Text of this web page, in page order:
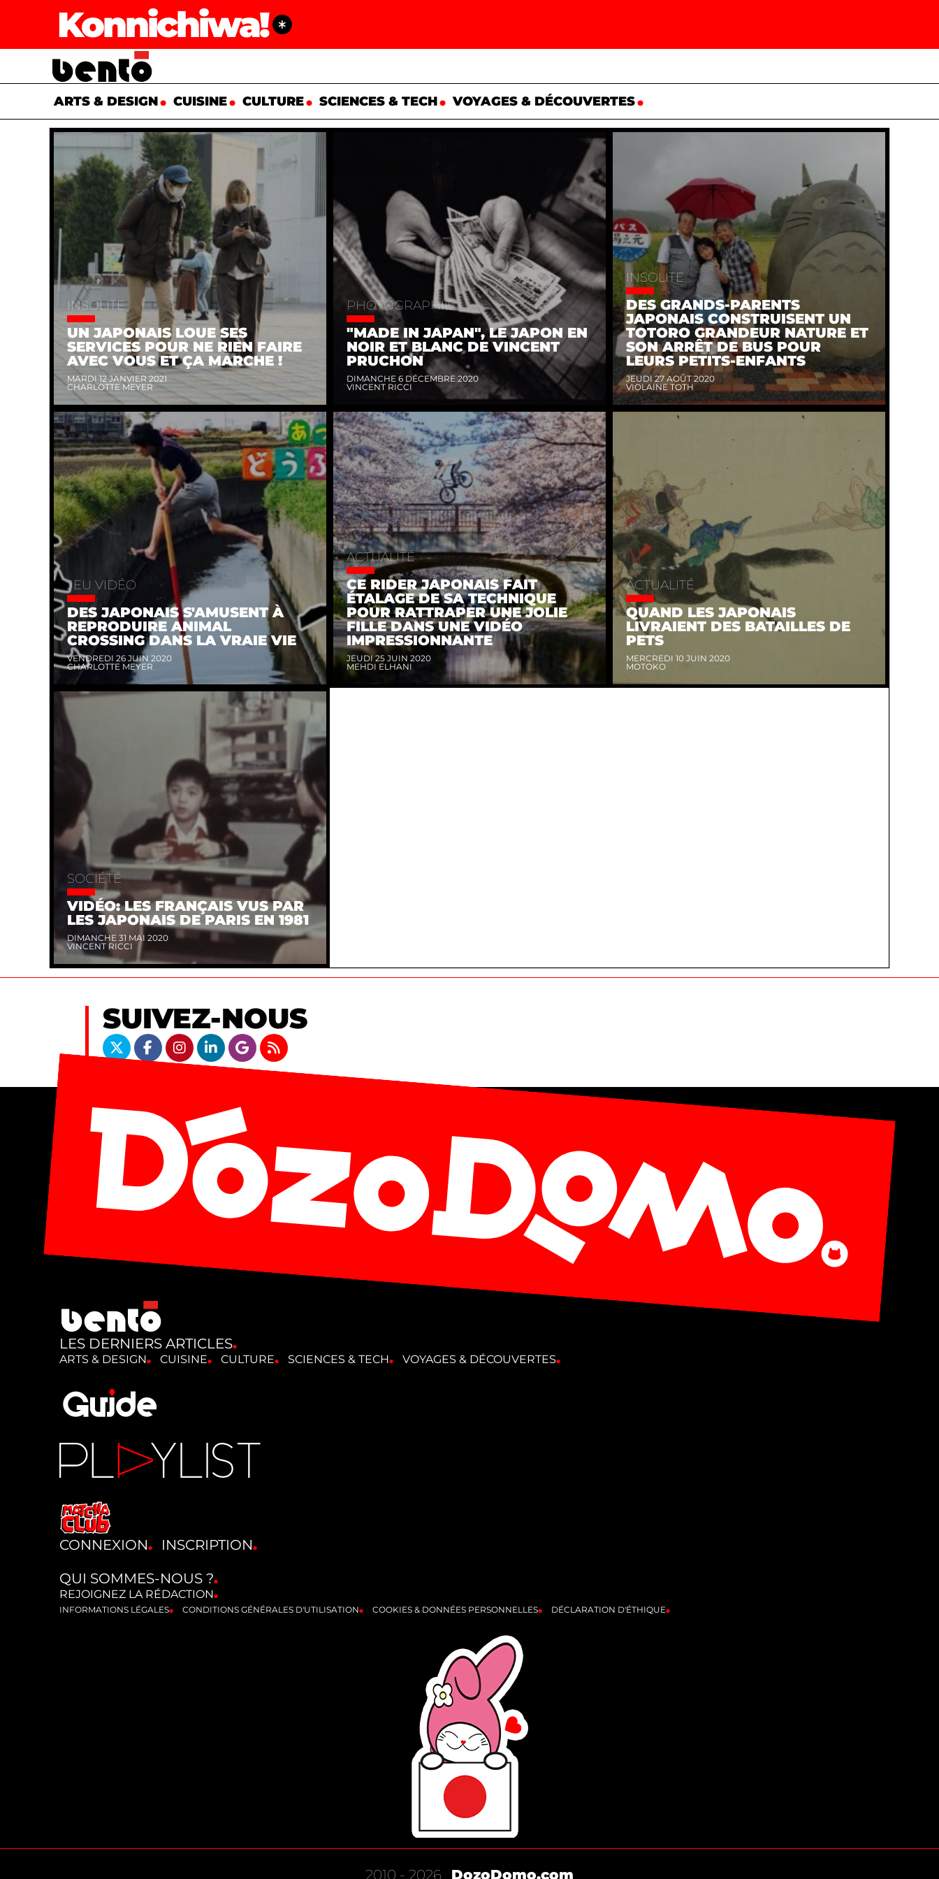
Konnichiwa!
ARTS & DESIGN CUISINE CULTURE SCIENCES & TECH VOYAGES & DÉCOUVERTES
INSOLITE
UN JAPONAIS LOUE SES
SERVICES POUR NE RIEN FAIRE
AVEC VOUS ET ÇA MARCHE !
MARDI 12 JANVIER 2021
CHARLOTTE MEYER
PHOTOGRAPHIE
"MADE IN JAPAN", LE JAPON EN
NOIR ET BLANC DE VINCENT
PRUCHON
DIMANCHE 6 DÉCEMBRE 2020
VINCENT RICCI
INSOLITE
DES GRANDS-PARENTS
JAPONAIS CONSTRUISENT UN
TOTORO GRANDEUR NATURE ET
SON ARRÊT DE BUS POUR
LEURS PETITS-ENFANTS
JEUDI 27 AOÛT 2020
VIOLAINE TOTH
JEU VIDÉO
DES JAPONAIS S'AMUSENT À
REPRODUIRE ANIMAL
CROSSING DANS LA VRAIE VIE
VENDREDI 26 JUIN 2020
CHARLOTTE MEYER
ACTUALITÉ
CE RIDER JAPONAIS FAIT
ÉTALAGE DE SA TECHNIQUE
POUR RATTRAPER UNE JOLIE
FILLE DANS UNE VIDÉO
IMPRESSIONNANTE
JEUDI 25 JUIN 2020
MEHDI ELHANI
ACTUALITÉ
QUAND LES JAPONAIS
LIVRAIENT DES BATAILLES DE
PETS
MERCREDI 10 JUIN 2020
MOTOKO
SOCIÉTÉ
VIDÉO: LES FRANÇAIS VUS PAR
LES JAPONAIS DE PARIS EN 1981
DIMANCHE 31 MAI 2020
VINCENT RICCI
SUIVEZ-NOUS
LES DERNIERS ARTICLES
ARTS & DESIGN CUISINE CULTURE SCIENCES & TECH VOYAGES & DÉCOUVERTES
CONNEXION
INSCRIPTION
QUI SOMMES-NOUS ?
REJOIGNEZ LA RÉDACTION
INFORMATIONS LÉGALES CONDITIONS GÉNÉRALES D'UTILISATION COOKIES & DONNÉES PERSONNELLES DÉCLARATION D'ÉTHIQUE
2010 - 2026 DozoDomo.com